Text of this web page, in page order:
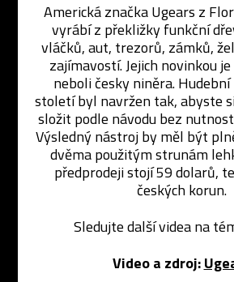
Americká značka Ugears z
vyrábí z překližky funkční
vláčků, aut, trezorů, zámků,
zajímavostí. Jejich novinkou
neboli česky niněra.
století byl navržen tak, abyste
složit podle návodu bez
Výsledný nástroj by měl být
dvěma použitým strunám
předprodeji stojí 59 dolarů,
českých korun.
Sledujte další videa na
Video a zdroj: